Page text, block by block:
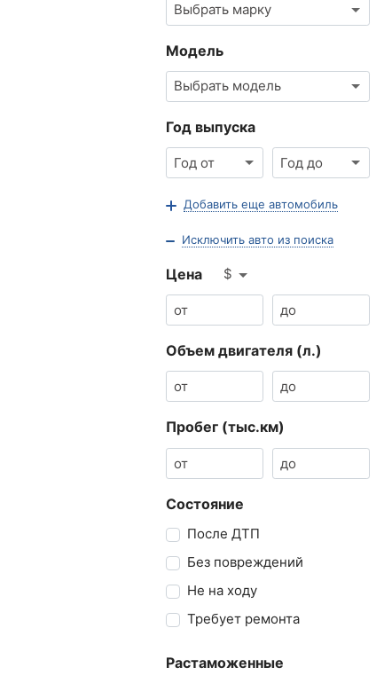
Выбрать марку
Модель
Выбрать модель
Год выпуска
Год от Год до
Добавить еще автомобиль
Исключить авто из поиска
Цена $
Объем двигателя (л.)
Пробег (тыс.км)
Состояние
После ДТП
Без повреждений
Не на ходу
Требует ремонта
Растаможенные